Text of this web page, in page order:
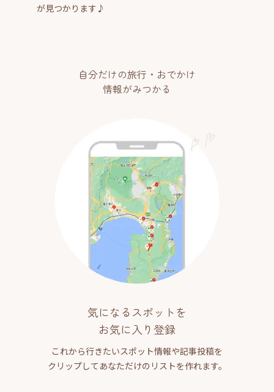
が見つかります♪
自分だけの旅行・おでかけ
情報がみつかる
気になるスポットを
お気に入り登録
これから行きたいスポット情報や記事投稿を
クリップしてあなただけのリストを作れます。